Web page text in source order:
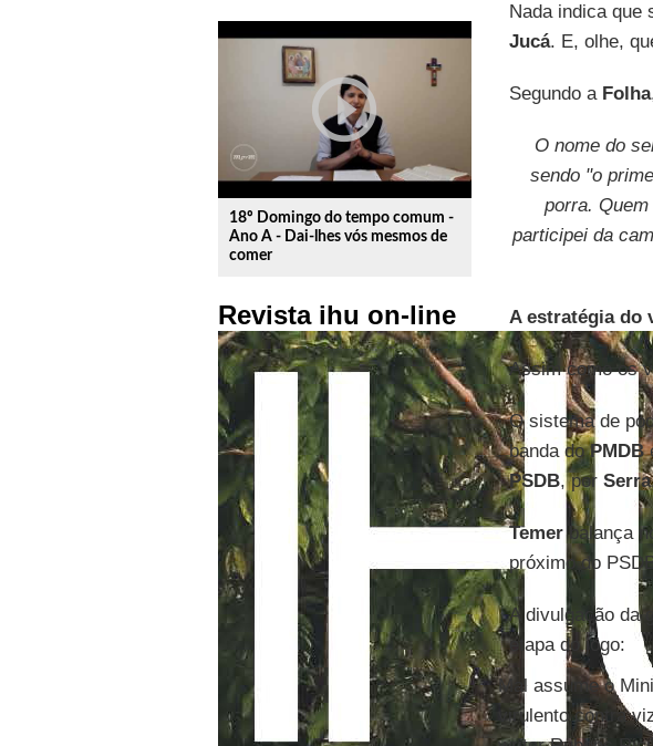
play_circle_outline
18º Domingo do tempo comum -
Ano A - Dai-lhes vós mesmos de
comer
Revista ihu on-line
Nada indica que
Jucá. E, olhe,
Segundo a Folha
O nome do
sendo "o
porra.
participei da
A estratégia do
Assim como os
O sistema de
banda doPMDB
PSDB, por Serra
Temerbalança
próximo do
A divulgação da
etapa do jogo:
Mal assume o
virulento contra